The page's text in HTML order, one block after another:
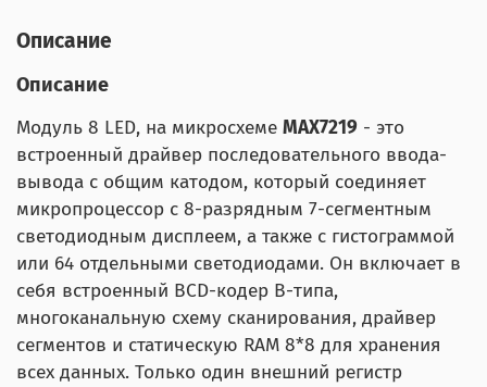
Описание
Описание
Модуль 8 LED, на микросхеме MAX7219 - это
встроенный драйвер последовательного ввода-
вывода с общим катодом, который соединяет
микропроцессор с 8-разрядным 7-сегментным
светодиодным дисплеем, а также с гистограммой
или 64 отдельными светодиодами. Он включает в
себя встроенный BCD-кодер B-типа,
многоканальную схему сканирования, драйвер
сегментов и статическую RAM 8*8 для хранения
всех данных. Только один внешний регистр